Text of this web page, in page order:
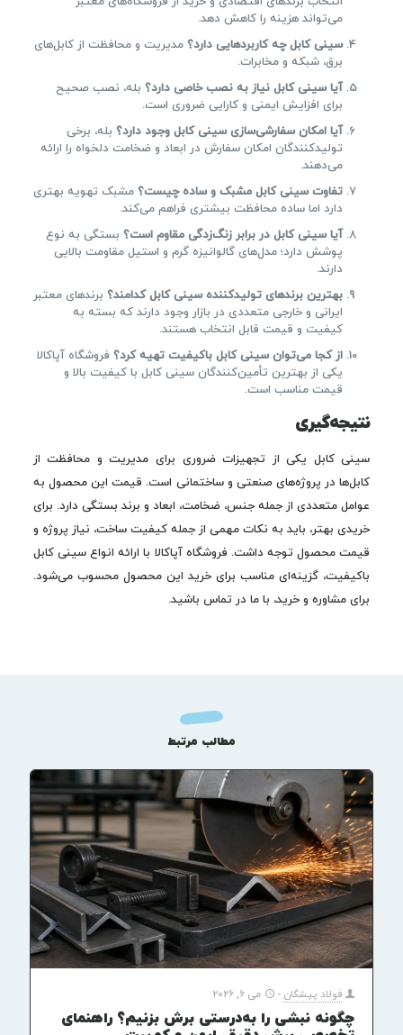
می‌تواند هزینه را کاهش دهد.
سینی کابل چه کاربردهایی دارد؟مدیریت و محافظت از کابل‌های
برق، شبکه و مخابرات.
آیا سینی کابل نیاز به نصب خاصی دارد؟بله، نصب صحیح
برای افزایش ایمنی و کارایی ضروری است.
آیا امکان سفارشی‌سازی سینی کابل وجود دارد؟بله، برخی
تولیدکنندگان امکان سفارش در ابعاد و ضخامت دلخواه را ارائه
می‌دهند.
تفاوت سینی کابل مشبک و ساده چیست؟مشبک تهویه بهتری
دارد اما ساده محافظت بیشتری فراهم می‌کند.
آیا سینی کابل در برابر زنگ‌زدگی مقاوم است؟بستگی به نوع
پوشش دارد؛ مدل‌های گالوانیزه گرم و استیل مقاومت بالایی
دارند.
بهترین برندهای تولیدکننده سینی کابل کدامند؟برندهای معتبر
ایرانی و خارجی متعددی در بازار وجود دارند که بسته به
کیفیت و قیمت قابل انتخاب هستند.
از کجا می‌توان سینی کابل باکیفیت تهیه کرد؟فروشگاه آپاکالا
یکی از بهترین تأمین‌کنندگان سینی کابل با کیفیت بالا و
قیمت مناسب است.
نتیجه‌گیری
سینی کابل یکی از تجهیزات ضروری برای مدیریت و محافظت از
کابل‌ها در پروژه‌های صنعتی و ساختمانی است. قیمت این محصول به
عوامل متعددی از جمله جنس، ضخامت، ابعاد و برند بستگی دارد. برای
خریدی بهتر، باید به نکات مهمی از جمله کیفیت ساخت، نیاز پروژه و
قیمت محصول توجه داشت. فروشگاه آپاکالا با ارائه انواع سینی کابل
باکیفیت، گزینه‌ای مناسب برای خرید این محصول محسوب می‌شود.
برای مشاوره و خرید، با ما در تماس باشید.
مطالب مرتبط
فولاد پیشگان - می 6, 2026
چگونه نبشی را به‌درستی برش بزنیم؟ راهنمای